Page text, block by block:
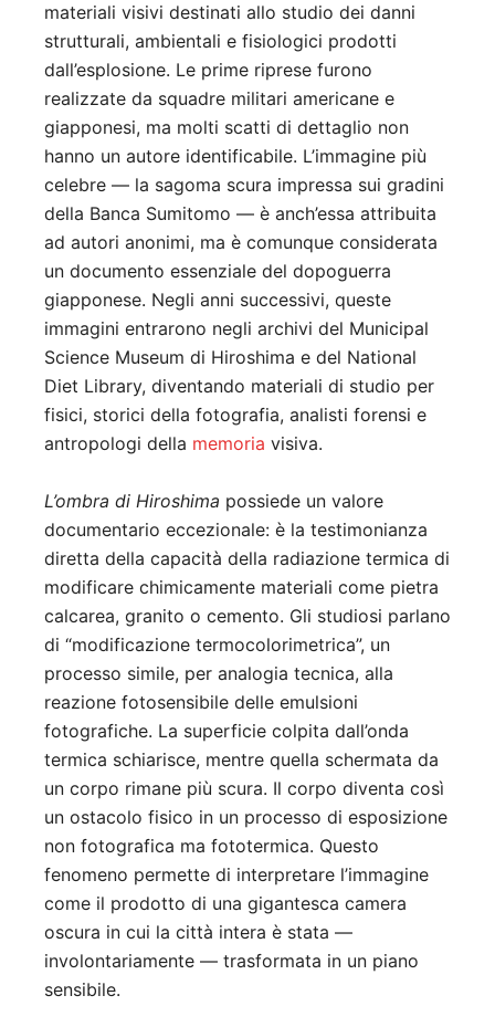
materiali visivi destinati allo studio dei danni
strutturali, ambientali e fisiologici prodotti
dall’esplosione. Le prime riprese furono
realizzate da squadre militari americane e
giapponesi, ma molti scatti di dettaglio non
hanno un autore identificabile. L’immagine più
celebre — la sagoma scura impressa sui gradini
della Banca Sumitomo — è anch’essa attribuita
ad autori anonimi, ma è comunque considerata
un documento essenziale del dopoguerra
giapponese. Negli anni successivi, queste
immagini entrarono negli archivi del Municipal
Science Museum di Hiroshima e del National
Diet Library, diventando materiali di studio per
fisici, storici della fotografia, analisti forensi e
antropologi della memoria visiva.
L’ombra di Hiroshima possiede un valore
documentario eccezionale: è la testimonianza
diretta della capacità della radiazione termica di
modificare chimicamente materiali come pietra
calcarea, granito o cemento. Gli studiosi parlano
di “modificazione termocolorimetrica”, un
processo simile, per analogia tecnica, alla
reazione fotosensibile delle emulsioni
fotografiche. La superficie colpita dall’onda
termica schiarisce, mentre quella schermata da
un corpo rimane più scura. Il corpo diventa così
un ostacolo fisico in un processo di esposizione
non fotografica ma fototermica. Questo
fenomeno permette di interpretare l’immagine
come il prodotto di una gigantesca camera
oscura in cui la città intera è stata —
involontariamente — trasformata in un piano
sensibile.